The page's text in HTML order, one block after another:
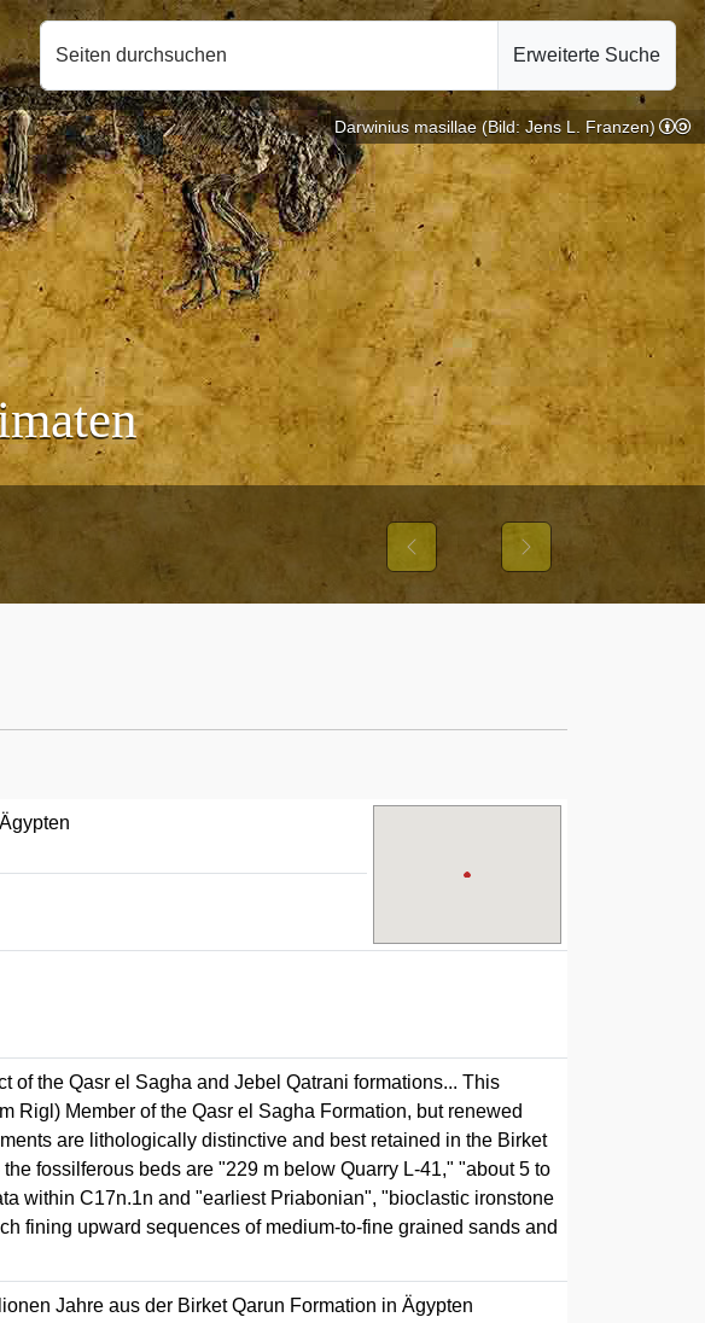
Seiten durchsuchen Erweiterte Suche
Ethologie | Primatologie |
BEWEGUNGSMUSTER
Previous Next
Darwinius masillae (Bild: Jens L. Franzen)
of the Qasr el Sagha and Jebel Qatrani formations... This
Rigl) Member of the Qasr el Sagha Formation, but renewed
are lithologically distinctive and best retained in the Birket
fossilferous beds are "229 m below Quarry L-41," "about 5 to
within C17n.1n and "earliest Priabonian", "bioclastic ironstone
fining upward sequences of medium-to-fine grained sands and
Jahre aus der Birket Qarun Formation in Ägypten